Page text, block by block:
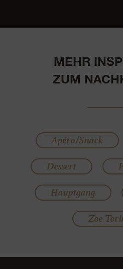
MEHR
ZUM
Apéro/Snack
Dessert
Hauptgang
Zoe